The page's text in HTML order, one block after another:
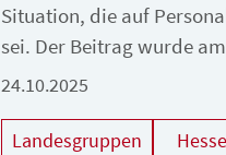
Situation, die auf
sei. Der Beitrag wurde
24.10.2025
Landesgruppen